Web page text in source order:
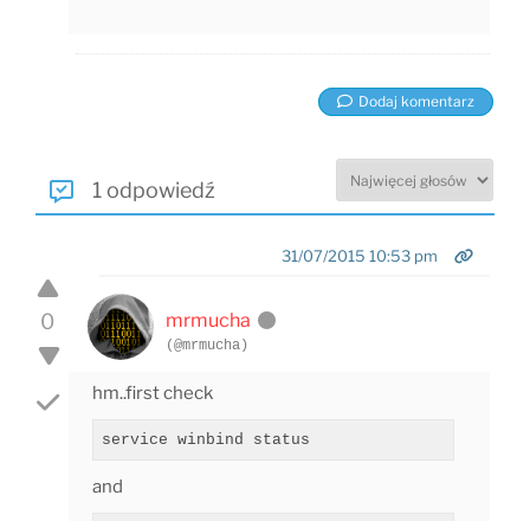
Dodaj komentarz
1 odpowiedź
0
31/07/2015 10:53 pm
mrmucha
(@mrmucha)
hm..first check
service winbind status
and